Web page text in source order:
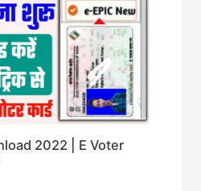
2022 | E Voter